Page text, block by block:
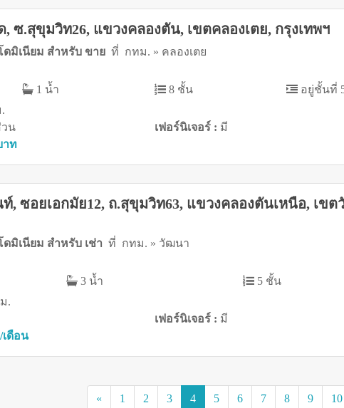
, ซ.สุขุมวิท26, แขวงคลองตัน, เขตคลองเตย, กรุงเทพฯ
ดมิเนียม สำหรับ ขาย ที่ กทม. » คลองเตย
1 น้ำ 8 ชั้น
อยู่ชั้นที่
น เฟอร์นิเจอร์ : มี
าท
ท์, ซอยเอกมัย12, ถ.สุขุมวิท63, แขวงคลองตันเหนือ, เข
มิเนียม สำหรับ เช่า ที่ กทม. » วัฒนา
3 น้ำ
5 ชั้น
.
เฟอร์นิเจอร์ : มี
เดือน
« 1 2 3 4(current)
5 6 7 8 9 10